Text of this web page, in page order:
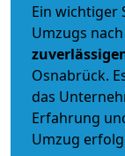
Ein wichtiger
Umzugs
Osnabrück.
das
Erfahrung
Umzug